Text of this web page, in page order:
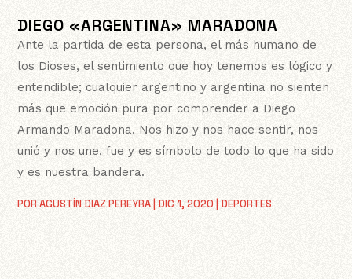
DIEGO «ARGENTINA» MARADONA
PORAGUSTÍN DIAZ PEREYRA |DIC 1, 2020 |DEPORTES
Ante la partida de esta persona, el más humano de
los Dioses, el sentimiento que hoy tenemos es lógico y
entendible; cualquier argentino y argentina no sienten
más que emoción pura por comprender a Diego
Armando Maradona. Nos hizo y nos hace sentir, nos
unió y nos une, fue y es símbolo de todo lo que ha sido
y es nuestra bandera.